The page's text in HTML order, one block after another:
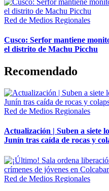
Red de Medios Regionales
Cusco: Serfor mantiene
el distrito de Machu Picchu
Recomendado
Red de Medios Regionales
Actualización | Suben a siete
Junín tras caída de rocas y
Red de Medios Regionales